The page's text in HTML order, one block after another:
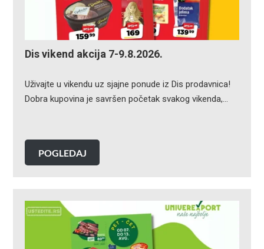
Dis vikend akcija 7-9.8.2026.
Uživajte u vikendu uz sjajne ponude iz Dis prodavnica!
Dobra kupovina je savršen početak svakog vikenda,…
POGLEDAJ